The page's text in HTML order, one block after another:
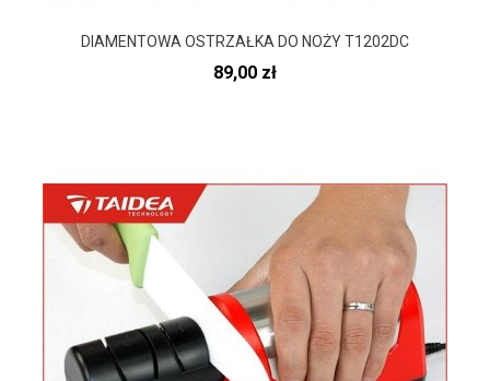
DIAMENTOWA OSTRZAŁKA DO NOŻY T1202DC
Cena
89,00 zł